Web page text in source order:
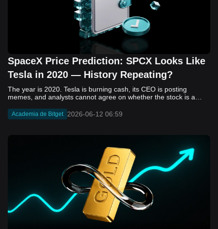
SpaceX Price Prediction: SPCX Looks Like
Tesla in 2020 — History Repeating?
The year is 2020. Tesla is burning cash, its CEO is posting memes, and analysts cannot agree on whether the stock is a generational opportunity or an elaborate joke. Now replace Tesla with SpaceX. Replace 2020 with 2026. The debate looks almost identical, and SPCX is set to hit the Nasdaq on June 12. The offering price is $135 per share. The implied valuation is $1.75 trillion. For anyone who watched Tesla run 700% that year, the pattern is hard to unsee. History does not repeat, but it rhymes often enough to pay attention. Before sizing into SPCX on day one, investors need to understand what actually drove Tesla's re-rating, whether SpaceX has the same ingredients, and where the comparison quietly falls apart. That is what this piece covers, with numbers. Five structural parallels that make SPCX feel like TSLA 2020. Five critical differences that could make trade painful. And the exact price levels and execution metrics will tell you whether this rocket clears the atmosphere or comes apart on ascent. Tesla in 2020 — The Flashback Every Investor Needs To understand the TSLA/SPCX parallel, you need to remember what Tesla actually looked like at the start of 2020. Not in hindsight. Through the eyes of a skeptic. Tesla, Inc. (TSLA) Price History Source: Yahoo Finance In January of that year, Tesla was trading at roughly $28 on a split-adjusted basis. The company had just barely posted its first full-year GAAP profit, capping nearly a decade of consecutive annual losses. Revenue was growing fast, but the valuation was already uncomfortable by any conventional measure. The price-to-earnings ratio peaked at 940x by Q4 2020, a number that triggered every value screen on the planet. The bear case was loud and well-reasoned. Tesla was a car company with car-company margins, going up against century-old manufacturers with far deeper pockets. The stock had already run hard. Every rational DCF model said it was overvalued. Then the narrative shifted. Not because of a single earnings beat or a product launch. The market collectively decided that Tesla was not a car company. It was a clean energy platform, a software business, a battery technology leader, and a self-driving AI play, all in one ticker. Once that frame took hold, traditional valuation metrics lost their grip as anchors. Retail investors piled in. Institutional funds that had stayed on the sidelines were forced to buy when Tesla was added to the SP 500 in December. The feedback loop closed hard and fast. By the end of 2020, the stock had risen 743% from its March lows, making it the largest company ever added to the index at the time of inclusion. The lesson is not that Tesla was cheap. It was not. The lesson is that Tesla's 2020 rally had almost nothing to do with fundamentals catching up to price. It was the market repricing the total addressable market and the probability of dominance. That distinction is the entire reason the SPCX conversation is worth having. The Parallel — Why SPCX Feels Like TSLA 2020 The similarities between SpaceX today and Tesla in 2020 are not superficial. They span five structural dimensions that matter to how markets re-rate a stock. The visionary founder effect: Tesla in 2020 was inseparable from Elon Musk. His vision, execution record, and ability to shape investor narratives were central to the thesis. SpaceX in 2026 is similar. Investors are not just buying a launch company; they are buying a vision of a multi-planetary future and a global communications network powered by Starlink. That founder premium is powerful, but it also creates key-person risk. Unprofitable on paper, but the underlying business is real: SpaceX’s headline GAAP losses may appear concerning, but adjusted EBITDA and Starlink’s profitability suggest the core business is already generating substantial economic value. Tesla investors who looked beyond reported losses before 2020 were ultimately rewarded. The question is whether SpaceX merits the same long-term patience. Dominant in a market that is just getting started: Tesla led the EV market just as adoption began accelerating. SpaceX occupies a similar position in the emerging space economy. Starlink has already achieved global scale, while Starship could dramatically lower launch costs if commercial operations mature, potentially reshaping the economics of the entire industry. A valuation that does not make sense on traditional metrics, and may not need to: SpaceX’s valuation appears extreme by conventional measures, much like Tesla’s did in 2020. Traditional valuation frameworks are not necessarily wrong, but when a company is creating a new category, they may fail to capture the scale of future opportunities. Retail conviction meets institutional hesitation: Tesla’s 2020 rally was fueled by strong retail demand and skepticism from many institutional investors. SpaceX could follow a similar path, with intense retail enthusiasm, cautious institutions, and potential future index inclusion creating demand that extends beyond near-term fundamentals. The Bull Case — If History Repeats If the Tesla 2020 parallel holds, what does the upside actually look like in numbers? Starlink's ceiling is much higher than $11.4 billion: Starlink still reaches only a fraction of its addressable market. With Starship enabling faster and cheaper satellite deployment, analysts project Starlink revenue could reach $30 to $50 billion annually by 2030. At a 40% operating margin, that implies $12 to $20 billion in operating profit from Starlink alone. Starship changes the economics of everything: If commercial Starship operations begin in the second half of 2026, the impact goes beyond lower launch costs. It could unlock new markets, accelerate satellite deployment, and reshape the economics of the entire launch industry. Even partial success would imply a much larger company than what traditional valuation models capture today. A Mars mission timeline becomes the narrative re-rating catalyst: Tesla’s re-rating happened when EV adoption moved from fringe to mainstream consensus. For SpaceX, the equivalent moment could come when a credible human Mars transit shifts from vision to scheduled mission. That would be less a financial event than a narrative event, and narrative events are what drive extreme re-ratings. The price target scenarios, modeled on Starlink growth and Starship commercialization, look like this: Scenario Implied Price by 2030 Basis Base Case $200 to $250 Starlink at $25B revenue, 35x EV/Revenue Bull Case $300 to $400 Starlink at $40B plus Starship commercial ops at scale Extreme Bull $500+ Full narrative re-rating plus index inclusion demand shock One more number worth sitting with: if SPCX mirrors Tesla’s exact 2020 to 2021 trajectory, a 700% move from the IPO price implies roughly $1,080 per share and a market cap above $14 trillion. That is not a price target. It is a thought experiment about maximum narrative compression when the market decides a company is no longer just a company, but a civilizational bet. The Bear Case — Where the Analogy Breaks Down The Tesla parallel is compelling, but incomplete. There are five places where the comparison breaks down, and ignoring them is how investors get hurt. SpaceX's biggest customer is the government: Tesla in 2020 was a consumer business with diversified demand from individual buyers. SpaceX is different. A meaningful share of revenue comes from NASA, the Department of Defense, and other government agencies. That makes SpaceX partly a defense and aerospace contractor, with budget, policy, and political risks Tesla never faced. You are buying the economics without the control: Public investors may participate in the upside, but Class A shares carry little meaningful voting power. Elon Musk retains strategic control. That may support the founder premium, but it also means shareholders have limited recourse if priorities shift, attention drifts, or decisions favor long-term missions over near-term profitability. Regulatory risk is structural, not episodic: Tesla faced regulatory scrutiny, but SpaceX depends on approvals for launches, environmental reviews, and commercial space operations. A major launch failure, extended FAA hold, or policy shift could delay Starship, slow Starlink deployment, and damage the growth narrative at the wrong time. The valuation math is genuinely difficult to defend: At a $1.75 trillion valuation, SpaceX is priced as if several major outcomes have already gone right: scaled Starship operations, massive Starlink growth, and a Mars-driven narrative premium. Reasonable base-case valuations sit far below the IPO price, meaning investors are effectively paying for the bull case upfront. The 2022 lesson exists and should not be dismissed: Tesla’s 2020 surge was followed by a brutal 2022 drawdown. The same retail conviction and founder premium that powered the rally became liabilities when sentiment turned. If SPCX follows the Tesla path, investors must account for both the euphoric upside and the volatility that may follow. The Tokenized Futures Signal — What Pre-Market Activity Is Telling Us Before SPCX officially trades on Nasdaq, there is already a market pricing it: the on-chain tokenized futures market on Bitget. Tokenized futures offer a live sentiment read: SPCXUSDT perpetual contracts have created real-time price discovery before the IPO. This matters because the participant base is retail-heavy, global, and conviction-driven, making it a useful signal traditional IPO indicators may miss. Positive funding suggests long-side enthusiasm: If funding rates remain persistently positive, traders are paying a premium to stay long. That points to strong retail conviction and limited short-side p
Academia de Bitget 2026-06-12 06:59